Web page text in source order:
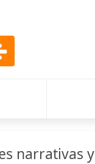
narrativas y